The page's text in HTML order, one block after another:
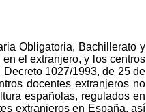
Obligatoria, Bachillerato y
el extranjero, y los centros
1027/1993, de 25 de
docentes extranjeros no
españolas, regulados en
extranjeros en España, así